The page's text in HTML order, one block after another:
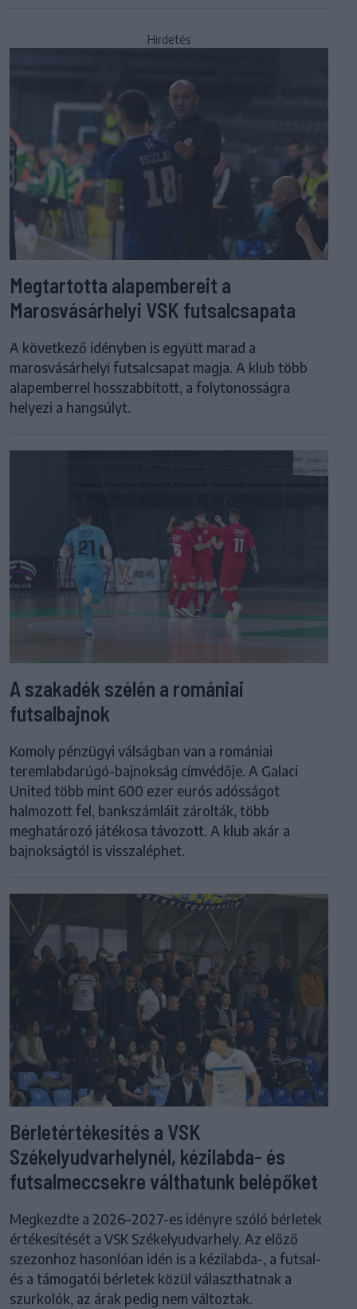
Hirdetés
Megtartotta alapembereit a
Marosvásárhelyi VSK futsalcsapata
A következő idényben is együtt marad a
marosvásárhelyi futsalcsapat magja. A klub több
alapemberrel hosszabbított, a folytonosságra
helyezi a hangsúlyt.
A szakadék szélén a romániai
futsalbajnok
Komoly pénzügyi válságban van a romániai
teremlabdarúgó-bajnokság címvédője. A Galaci
United több mint 600 ezer eurós adósságot
halmozott fel, bankszámláit zárolták, több
meghatározó játékosa távozott. A klub akár a
bajnokságtól is visszaléphet.
Bérletértékesítés a VSK
Székelyudvarhelynél, kézilabda- és
futsalmeccsekre válthatunk belépőket
Megkezdte a 2026–2027-es idényre szóló bérletek
értékesítését a VSK Székelyudvarhely. Az előző
szezonhoz hasonlóan idén is a kézilabda-, a futsal-
és a támogatói bérletek közül választhatnak a
szurkolók, az árak pedig nem változtak.